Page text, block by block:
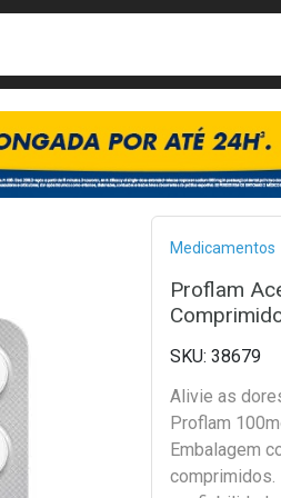
Medicamentos
Proflam
38679
Alivie as
Proflam
Embalagem
comprimidos.